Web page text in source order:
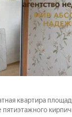
квартира